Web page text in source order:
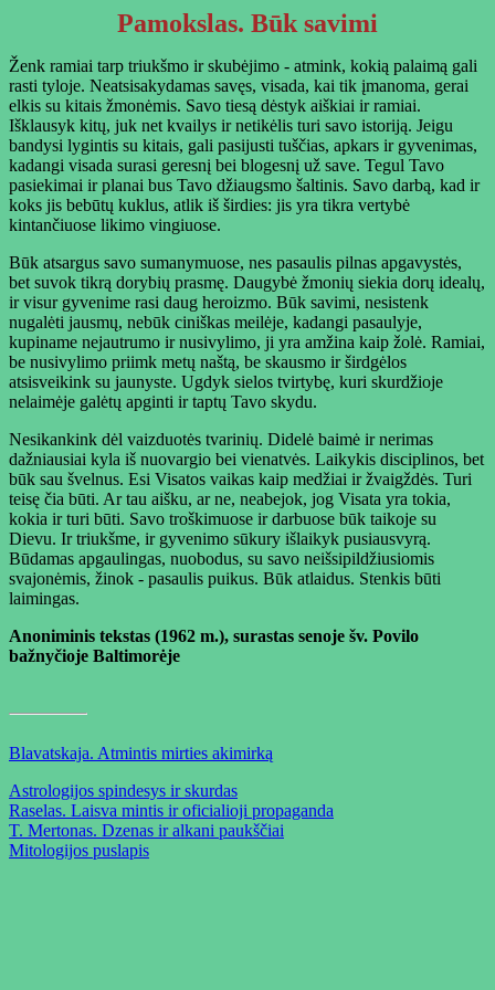
Pamokslas. Būk savimi
Ženk ramiai tarp triukšmo ir skubėjimo - atmink, kokią palaimą gali
rasti tyloje. Neatsisakydamas savęs, visada, kai tik įmanoma, gerai
elkis su kitais žmonėmis. Savo tiesą dėstyk aiškiai ir ramiai.
Išklausyk kitų, juk net kvailys ir netikėlis turi savo istoriją. Jeigu
bandysi lygintis su kitais, gali pasijusti tuščias, apkars ir gyvenimas,
kadangi visada surasi geresnį bei blogesnį už save. Tegul Tavo
pasiekimai ir planai bus Tavo džiaugsmo šaltinis. Savo darbą, kad ir
koks jis bebūtų kuklus, atlik iš širdies: jis yra tikra vertybė
kintančiuose likimo vingiuose.
Būk atsargus savo sumanymuose, nes pasaulis pilnas apgavystės,
bet suvok tikrą dorybių prasmę. Daugybė žmonių siekia dorų idealų,
ir visur gyvenime rasi daug heroizmo. Būk savimi, nesistenk
nugalėti jausmų, nebūk ciniškas meilėje, kadangi pasaulyje,
kupiname nejautrumo ir nusivylimo, ji yra amžina kaip žolė. Ramiai,
be nusivylimo priimk metų naštą, be skausmo ir širdgėlos
atsisveikink su jaunyste. Ugdyk sielos tvirtybę, kuri skurdžioje
nelaimėje galėtų apginti ir taptų Tavo skydu.
Nesikankink dėl vaizduotės tvarinių. Didelė baimė ir nerimas
dažniausiai kyla iš nuovargio bei vienatvės. Laikykis disciplinos, bet
būk sau švelnus. Esi Visatos vaikas kaip medžiai ir žvaigždės. Turi
teisę čia būti. Ar tau aišku, ar ne, neabejok, jog Visata yra tokia,
kokia ir turi būti. Savo troškimuose ir darbuose būk taikoje su
Dievu. Ir triukšme, ir gyvenimo sūkury išlaikyk pusiausvyrą.
Būdamas apgaulingas, nuobodus, su savo neišsipildžiusiomis
svajonėmis, žinok - pasaulis puikus. Būk atlaidus. Stenkis būti
laimingas.
Anoniminis tekstas (1962 m.), surastas senoje šv. Povilo
bažnyčioje Baltimorėje
Blavatskaja. Atmintis mirties akimirką
Astrologijos spindesys ir skurdas
Raselas. Laisva mintis ir oficialioji propaganda
T. Mertonas. Dzenas ir alkani paukščiai
Mitologijos puslapis